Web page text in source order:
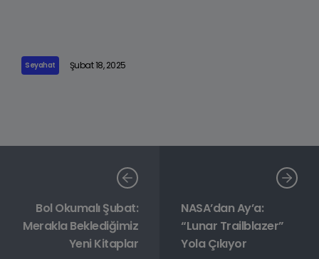
Seyahat Şubat 18, 2025
Bol Okumalı Şubat:
Merakla Beklediğimiz
Yeni Kitaplar
NASA’dan Ay’a:
“Lunar Trailblazer”
Yola Çıkıyor